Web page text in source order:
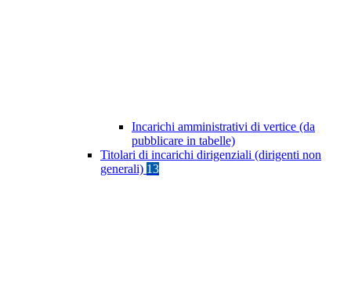
Incarichi amministrativi di vertice (da
pubblicare in tabelle)
Titolari di incarichi dirigenziali (dirigenti non
generali) 13